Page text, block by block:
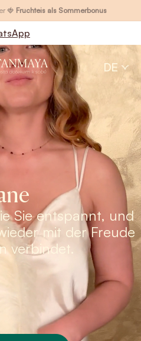
🍓 Fruchteis als Sommerbonus
DE
Sie entspannt, und
mit der Freude
verbindet.